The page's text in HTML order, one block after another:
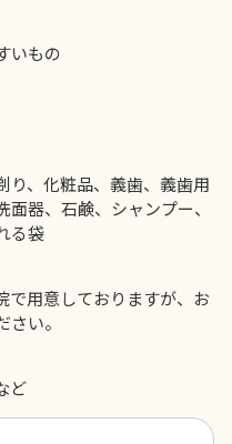
いもの
り、化粧品、義歯、義歯用
器、石鹸、シャンプー、
る袋
で用意しておりますが、お
い。
ど